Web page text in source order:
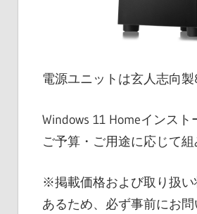
電源ユニットは玄人志向製
Windows 11 Homeインス
ご予算・ご用途に応じて
※掲載価格および取り扱い
あるため、必ず事前にお問